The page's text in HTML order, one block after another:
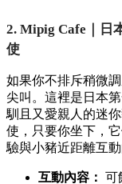
2. Mipig Cafe｜日
使
如果你不排斥稍微
尖叫。 這裡是日本第
馴且又愛親人的迷你
使， 只要你坐下，
驗與小豬近距離互動
互動內容： 可